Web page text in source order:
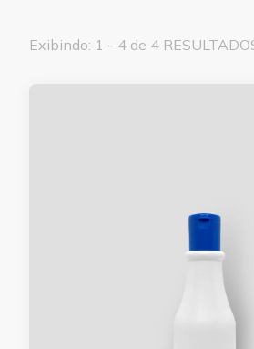
Exibindo: 1 - 4 de 4